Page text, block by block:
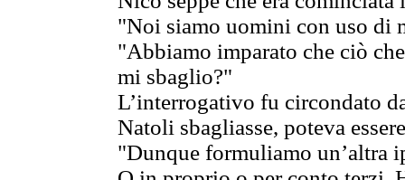
"Noi siamo uomini con uso di
"Abbiamo imparato che ciò
mi sbaglio?"
L’interrogativo fu circondato
Natoli sbagliasse, poteva
"Dunque formuliamo un’altra